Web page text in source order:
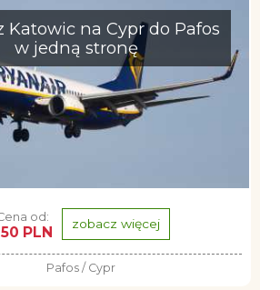
Katowic na Cypr do Pafos
w jedną stronę
od:
PLN zobacz więcej
Pafos / Cypr